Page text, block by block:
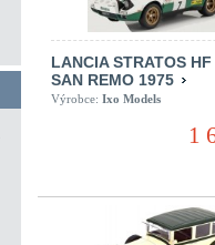
LANCIA STRATOS
SAN REMO 1975
Výrobce: Ixo Models
1